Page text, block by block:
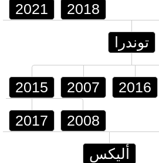
2021 2018
توندرا
2015 2007 2016
2017 2008
أليكس